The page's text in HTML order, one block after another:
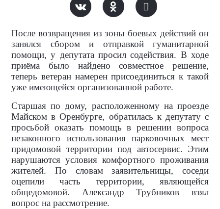
После возвращения из зоны боевых действий он
занялся сбором и отправкой гуманитарной
помощи, у депутата просил содействия. В ходе
приёма было найдено совместное решение,
теперь ветеран намерен присоединиться к такой
уже имеющейся организованной работе.
Старшая по дому, расположенному на проезде
Майском в Оренбурге, обратилась к депутату с
просьбой оказать помощь в решении вопроса
незаконного использования парковочных мест
придомовой территории под автосервис. Этим
нарушаются условия комфортного проживания
жителей. По словам заявительницы, соседи
оцепили часть территории, являющейся
общедомовой. Александр Трубников взял
вопрос на рассмотрение.